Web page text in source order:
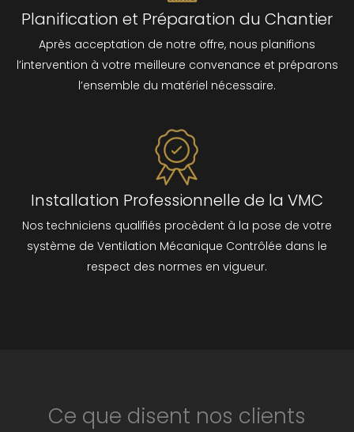
Planification et Préparation du Chantier
Après acceptation de notre offre, nous planifions
l’intervention à votre meilleure convenance et préparons
l’ensemble du matériel nécessaire.
Installation Professionnelle de la VMC
Nos techniciens qualifiés procèdent à la pose de votre
système de Ventilation Mécanique Contrôlée dans le
respect des normes en vigueur.
Ce que disent nos clients